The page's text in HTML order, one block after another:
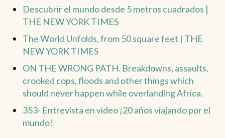
Descubrir el mundo desde 5 metros cuadrados |
THE NEW YORK TIMES
The World Unfolds, from 50 square feet | THE
NEW YORK TIMES
ON THE WRONG PATH. Breakdowns, assaults,
crooked cops, floods and other things which
should never happen while overlanding Africa.
353- Entrevista en video ¡20 años viajando por el
mundo!